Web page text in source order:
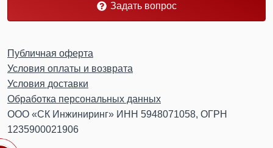
Задать вопрос
Публичная оферта
Условия оплаты и возврата
Условия доставки
Обработка персональных данных
ООО «СК Инжиниринг» ИНН 5948071058, ОГРН
1235900021906